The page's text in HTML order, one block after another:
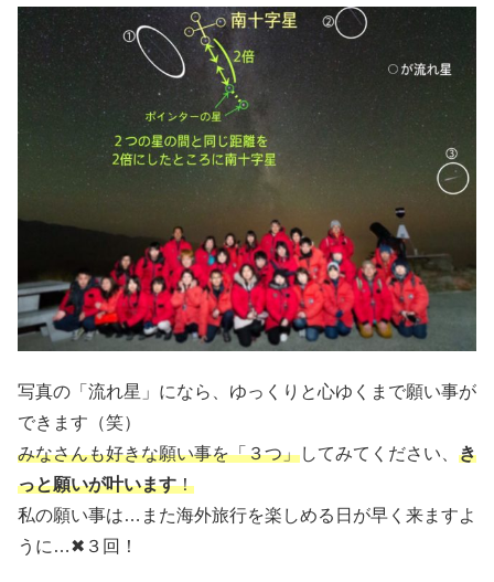
写真の「流れ星」になら、ゆっくりと心ゆくまで願い事が
できます（笑）
みなさんも好きな願い事を「３つ」してみてください、 き
っと願いが叶います！
私の願い事は…また海外旅行を楽しめる日が早く来ますよ
うに…✖３回！